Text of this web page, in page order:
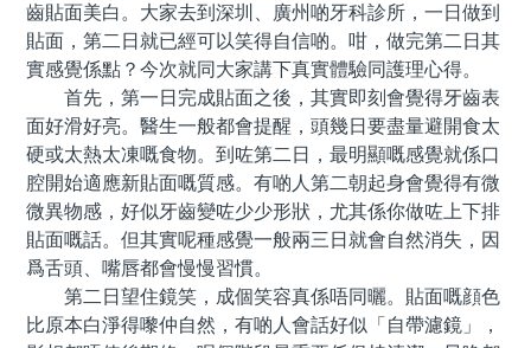
齒貼面美白。大家去到深圳、廣州啲牙科診所，一日做到
貼面，第二日就已經可以笑得自信啲。咁，做完第二日其
實感覺係點？今次就同大家講下真實體驗同護理心得。
首先，第一日完成貼面之後，其實即刻會覺得牙齒表
面好滑好亮。醫生一般都會提醒，頭幾日要盡量避開食太
硬或太熱太凍嘅食物。到咗第二日，最明顯嘅感覺就係口
腔開始適應新貼面嘅質感。有啲人第二朝起身會覺得有微
微異物感，好似牙齒變咗少少形狀，尤其係你做咗上下排
貼面嘅話。但其實呢種感覺一般兩三日就會自然消失，因
爲舌頭、嘴唇都會慢慢習慣。
第二日望住鏡笑，成個笑容真係唔同曬。貼面嘅顔色
比原本白淨得嚟仲自然，有啲人會話好似「自帶濾鏡」，